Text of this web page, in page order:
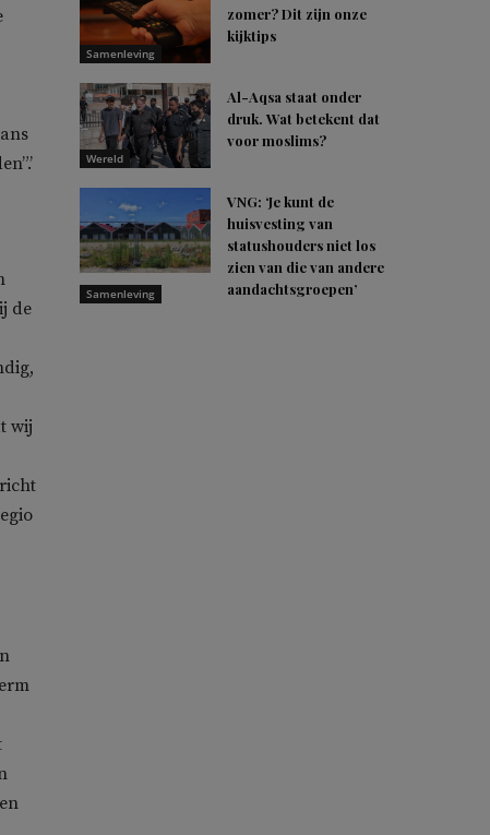
de
wij
Samenleving
zomer? Dit zijn onze
kijktips
Wereld
Al-Aqsa staat onder
druk. Wat betekent dat
voor moslims?
Samenleving
VNG: ‘Je kunt de
huisvesting van
statushouders niet los
zien van die van andere
aandachtsgroepen’